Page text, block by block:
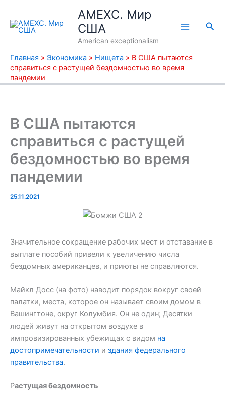
содержимому
AMEXC. Мир
США
American exceptionalism
Главная » Экономика » Нищета » В США пытаются
справиться с растущей бездомностью во время
пандемии
В США пытаются
справиться с растущей
бездомностью во время
пандемии
25.11.2021
Значительное сокращение рабочих мест и отставание в
выплате пособий привели к увеличению числа
бездомных американцев, и приюты не справляются.
Майкл Досс (на фото) наводит порядок вокруг своей
палатки, места, которое он называет своим домом в
Вашингтоне, округ Колумбия. Он не один; Десятки
людей живут на открытом воздухе в
импровизированных убежищах с видом на
достопримечательности и здания федерального
правительства.
Растущая бездомность